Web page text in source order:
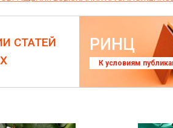
СТАТЕЙ
РИНЦ
К условиям